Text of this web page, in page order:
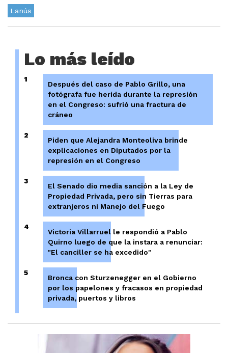
Lanús
Lo más leído
1
Después del caso de Pablo Grillo, una
fotógrafa fue herida durante la represión
en el Congreso: sufrió una fractura de
cráneo
2
Piden que Alejandra Monteoliva brinde
explicaciones en Diputados por la
represión en el Congreso
3
El Senado dio media sanción a la Ley de
Propiedad Privada, pero sin Tierras para
extranjeros ni Manejo del Fuego
4
Victoria Villarruel le respondió a Pablo
Quirno luego de que la instara a renunciar:
"El canciller se ha excedido"
5
Bronca con Sturzenegger en el Gobierno
por los papelones y fracasos en propiedad
privada, puertos y libros